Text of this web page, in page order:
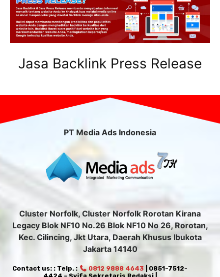
Jasa Backlink Press Release
PT Media Ads Indonesia
Cluster Norfolk, Cluster Norfolk Rorotan Kirana
Legacy Blok NF10 No.26 Blok NF10 No 26, Rorotan,
Kec. Cilincing, Jkt Utara, Daerah Khusus Ibukota
Jakarta 14140
Contact us: : Telp. : 0812 9888 4643 | 0851-7512-